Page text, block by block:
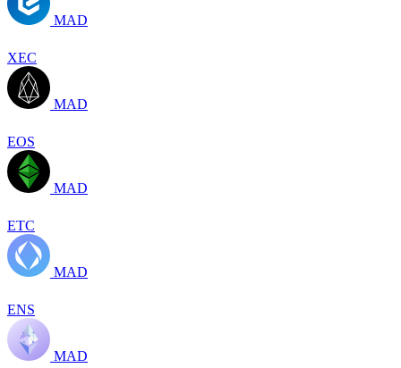
MAD
XEC
MAD
EOS
MAD
ETC
MAD
ENS
MAD